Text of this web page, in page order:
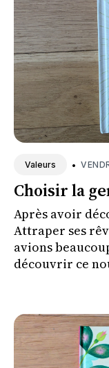
Valeurs •
Choisir la
Après avoir
Attraper ses
avions
découvrir ce